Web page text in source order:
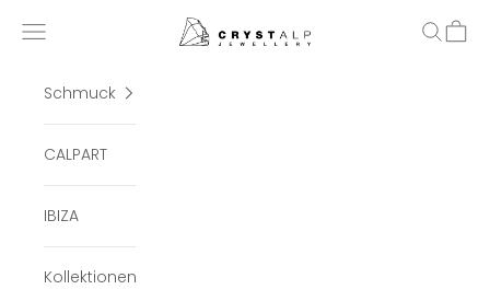
crystalpjewelry
Menü Suchen
Schmuck
CALPART
IBIZA
Kollektionen